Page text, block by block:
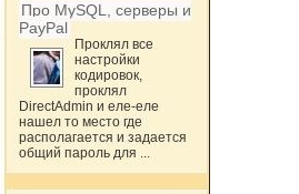
Про MySQL, серверы и
PayPal
Проклял все
настройки
кодировок,
проклял
DirectAdmin и еле-еле
нашел то место где
располагается и задается
общий пароль для ...